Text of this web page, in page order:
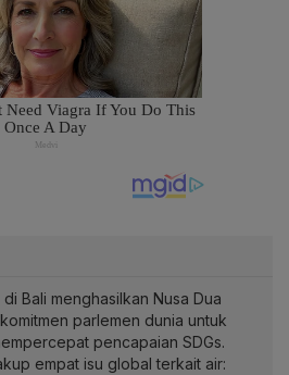
Bali menghasilkan Nusa Dua
parlemen dunia untuk
pencapaian SDGs.
empat isu global terkait air: